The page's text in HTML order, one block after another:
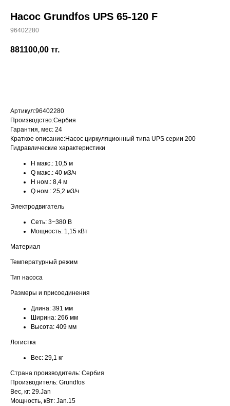
(700) 730-70-73
Насос Grundfos UPS 65-120 F
96402280
881100,00 тг.
Артикул:96402280
Производство:Сербия
Гарантия, мес: 24
Краткое описание:Насос циркуляционный типа UPS серии 200
Гидравлические характеристики
H макс.: 10,5 м
Q макс.: 40 м3/ч
H ном.: 8,4 м
Q ном.: 25,2 м3/ч
Электродвигатель
Сеть: 3~380 В
Мощность: 1,15 кВт
Материал
Температурный режим
Тип насоса
Размеры и присоединения
Длина: 391 мм
Ширина: 266 мм
Высота: 409 мм
Логистка
Вес: 29,1 кг
Страна производитель: Сербия
Производитель: Grundfos
Вес, кг: 29.Jan
Мощность, кВт: Jan.15